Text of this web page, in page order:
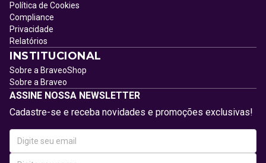
Política de Cookies
Compliance
Privacidade
Relatórios
INSTITUCIONAL
Sobre a BraveoShop
Sobre a Braveo
ASSINE NOSSA NEWSLETTER
Cadastre-se e receba novidades e promoções exclusivas!